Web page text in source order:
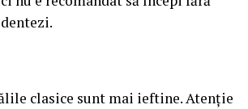
clasice sunt mai ieftine. Atenție